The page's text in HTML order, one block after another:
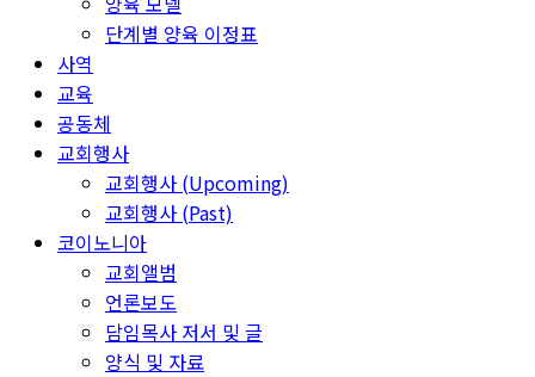
단계별 양육 이정표
사역
교육
공동체
교회행사
교회행사 (Upcoming)
교회행사 (Past)
코이노니아
교회앨범
언론보도
담임목사 저서 및 글
양식 및 자료